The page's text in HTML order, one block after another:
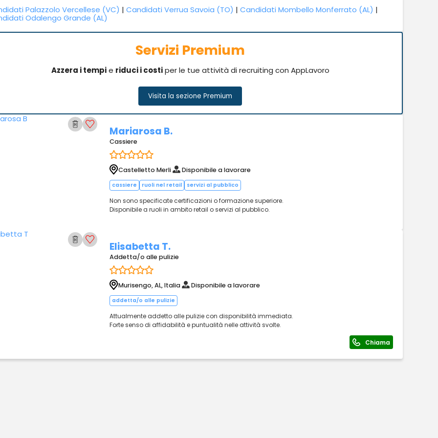
Palazzolo Vercellese (VC) | Candidati Verrua Savoia (TO) | Candidati Mombello Monferrato (AL) |
Odalengo Grande (AL)
Servizi Premium
Azzera i tempie riduci i costiper le tue attività di recruiting con AppLavoro
Visita la sezione Premium
Mariarosa B.
Cassiere
Castelletto Merli Disponibile a lavorare
cassiere ruoli nel retail servizi al pubblico
Non sono specificate certificazioni o formazione superiore.
Disponibile a ruoli in ambito retail o servizi al pubblico.
Elisabetta T.
Addetta/o alle pulizie
Murisengo, AL, Italia Disponibile a lavorare
addetta/o alle pulizie
Attualmente addetto alle pulizie con disponibilità immediata.
Forte senso di affidabilità e puntualità nelle attività svolte.
Chiama